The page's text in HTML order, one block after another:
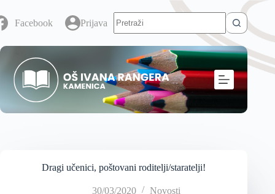
Facebook Prijava
Dragi učenici, poštovani roditelji/staratelji!
30/03/2020 Novosti